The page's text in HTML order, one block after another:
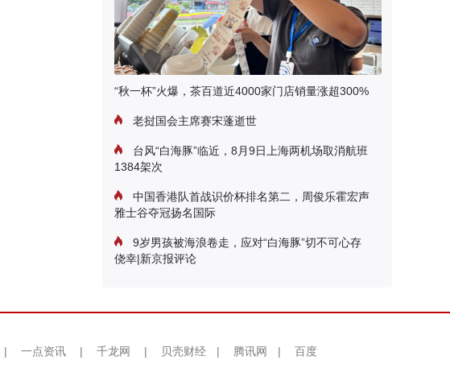
“秋一杯”火爆，茶百道近4000家门店销量涨超300%
老挝国会主席赛宋蓬逝世
台风“白海豚”临近，8月9日上海两机场取消航班
1384架次
中国香港队首战识价杯排名第二，周俊乐霍宏声
雅士谷夺冠扬名国际
9岁男孩被海浪卷走，应对“白海豚”切不可心存
侥幸|新京报评论
| 一点资讯 | 千龙网 | 贝壳财经 | 腾讯网 | 百度